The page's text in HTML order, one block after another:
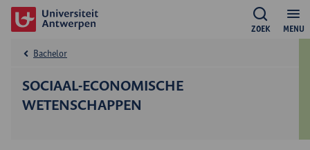
MENU
ZOEK
SOCIAAL-ECONOMISCHE
WETENSCHAPPEN
Bachelor